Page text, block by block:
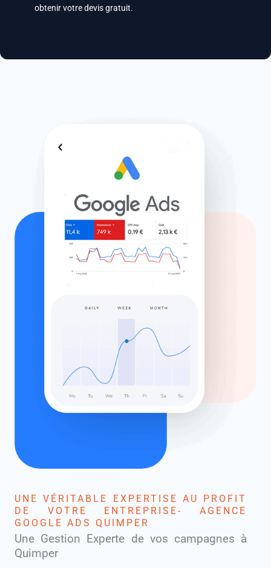
obtenir votre devis gratuit.
UNE VÉRITABLE EXPERTISE AU PROFIT
DE VOTRE ENTREPRISE- AGENCE
GOOGLE ADS QUIMPER
Une Gestion Experte de vos campagnes à
Quimper